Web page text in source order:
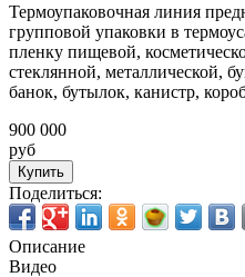
Термоупаковочная линия
групповой упаковки в
пленку пищевой,
стеклянной, металлической,
банок, бутылок, канистр,
900 000
руб
Купить
Поделиться:
Описание
Видео